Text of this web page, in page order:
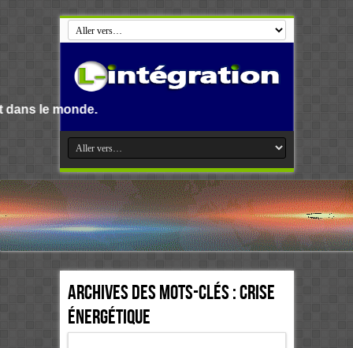
Archives des mots-clés :Crise
énergétique